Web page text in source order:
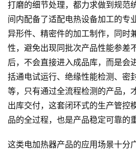
打磨的细节处理，都力求做到规范
间内配备了适配电热设备加工的专
异形件、精密件的加工制作，同时
性，避免出现同批次产品性能参差
后，不会直接进入成品库，而是会
括通电试运行、绝缘性能检测、密
等，只有通过全流程检测的产品，
出库交付，这套闭环式的生产管控
品的全过程，也是产品稳定可靠的
这类电加热器产品的应用场景十分